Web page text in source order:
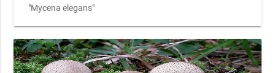
"Mycena elegans"